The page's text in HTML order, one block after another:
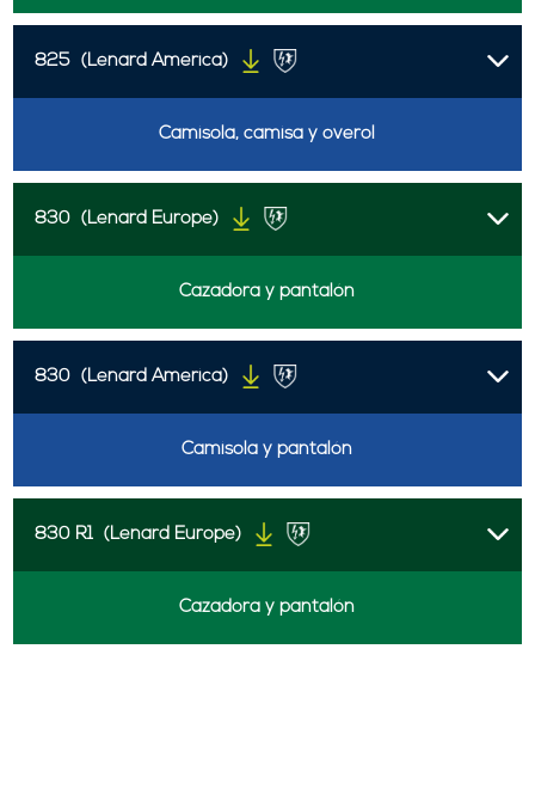
825 (Lenard America)
Camisola, camisa y overol
830 (Lenard Europe)
Cazadora y pantalón
830 (Lenard America)
Camisola y pantalón
830 R1 (Lenard Europe)
Cazadora y pantalón